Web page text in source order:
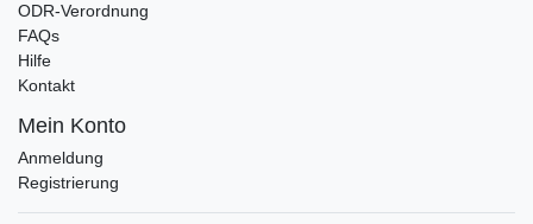
ODR-Verordnung
FAQs
Hilfe
Kontakt
Mein Konto
Anmeldung
Registrierung